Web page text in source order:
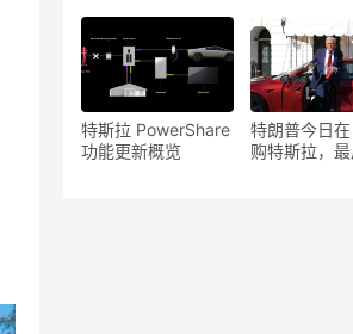
特斯拉 PowerShare
功能更新概览
特朗普今日
购特斯拉，最